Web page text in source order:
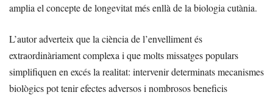
amplia el concepte de longevitat més enllà de la biologia cutània.
L’autor adverteix que la ciència de l’envelliment és
extraordinàriament complexa i que molts missatges populars
simplifiquen en excés la realitat: intervenir determinats mecanismes
biològics pot tenir efectes adversos i nombrosos beneficis